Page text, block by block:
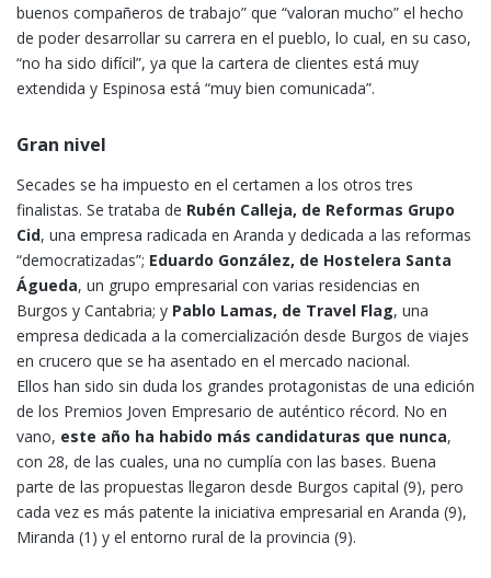
buenos compañeros de trabajo” que “valoran mucho” el hecho
de poder desarrollar su carrera en el pueblo, lo cual, en su caso,
“no ha sido difícil”, ya que la cartera de clientes está muy
extendida y Espinosa está “muy bien comunicada”.
Gran nivel
Secades se ha impuesto en el certamen a los otros tres
finalistas. Se trataba de Rubén Calleja, de Reformas Grupo
Cid, una empresa radicada en Aranda y dedicada a las reformas
“democratizadas”; Eduardo González, de Hostelera Santa
Águeda, un grupo empresarial con varias residencias en
Burgos y Cantabria; y Pablo Lamas, de Travel Flag, una
empresa dedicada a la comercialización desde Burgos de viajes
en crucero que se ha asentado en el mercado nacional.
Ellos han sido sin duda los grandes protagonistas de una edición
de los Premios Joven Empresario de auténtico récord. No en
vano, este año ha habido más candidaturas que nunca,
con 28, de las cuales, una no cumplía con las bases. Buena
parte de las propuestas llegaron desde Burgos capital (9), pero
cada vez es más patente la iniciativa empresarial en Aranda (9),
Miranda (1) y el entorno rural de la provincia (9).